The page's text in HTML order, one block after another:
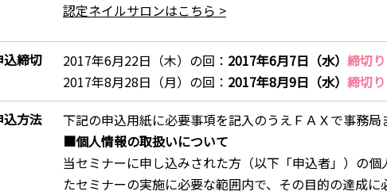
認定ネイルサロンはこちら >
込締切 2017年6月22日（木）の回： 2017年6月7日（水） 締切
2017年8月28日（月）の回： 2017年8月9日（水） 締切
込方法
下記の申込用紙に必要事項を記入のうえＦＡＸで事務局
■個人情報の取扱いについて
当セミナーに申し込みされた方（以下「申込者」）の
たセミナーの実施に必要な範囲内で、その目的の達成